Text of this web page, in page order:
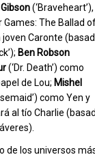
(‘Braveheart’),
Games: The Ballad
joven Caronte
Ben Robson
(‘Dr. Death’) como
de Lou; Mishel
como Yen y
al tío Charlie
de los universos